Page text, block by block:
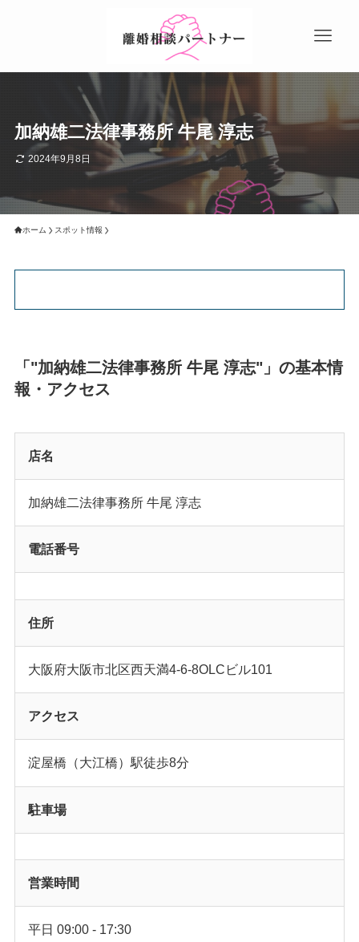
加納雄二法律事務所 牛尾 淳志
2024年9月8日
ホーム スポット情報
「"加納雄二法律事務所 牛尾 淳志"」の基本情
報・アクセス
店名
加納雄二法律事務所 牛尾 淳志
電話番号
住所
大阪府大阪市北区西天満4-6-8OLCビル101
アクセス
淀屋橋（大江橋）駅徒歩8分
駐車場
営業時間
平日 09:00 - 17:30